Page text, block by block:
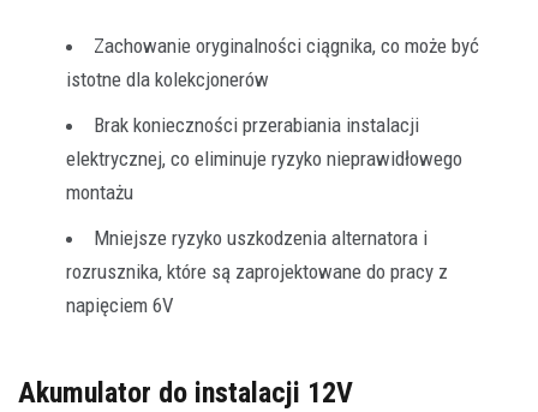
Zachowanie oryginalności ciągnika, co może być
istotne dla kolekcjonerów
Brak konieczności przerabiania instalacji
elektrycznej, co eliminuje ryzyko nieprawidłowego
montażu
Mniejsze ryzyko uszkodzenia alternatora i
rozrusznika, które są zaprojektowane do pracy z
napięciem 6V
Akumulator do instalacji 12V